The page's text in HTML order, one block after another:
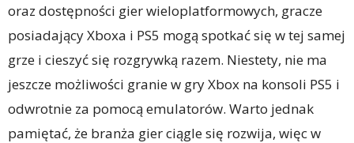
oraz dostępności gier wieloplatformowych, gracze
posiadający Xboxa i PS5 mogą spotkać się w tej samej
grze i cieszyć się rozgrywką razem. Niestety, nie ma
jeszcze możliwości granie w gry Xbox na konsoli PS5 i
odwrotnie za pomocą emulatorów. Warto jednak
pamiętać, że branża gier ciągle się rozwija, więc w